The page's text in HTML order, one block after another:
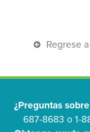
Regrese
¿Preguntas
687-8683 o 1-